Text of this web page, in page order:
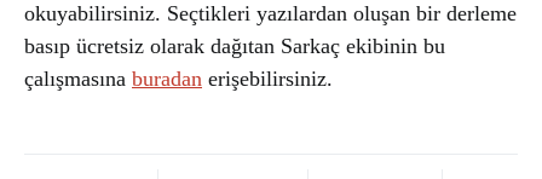
okuyabilirsiniz. Seçtikleri yazılardan oluşan bir derleme
basıp ücretsiz olarak dağıtan Sarkaç ekibinin bu
çalışmasına buradan erişebilirsiniz.